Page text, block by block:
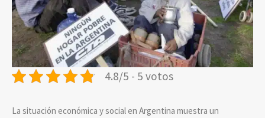
4.8/5 - 5 votos
La situación económica y social en Argentina muestra un